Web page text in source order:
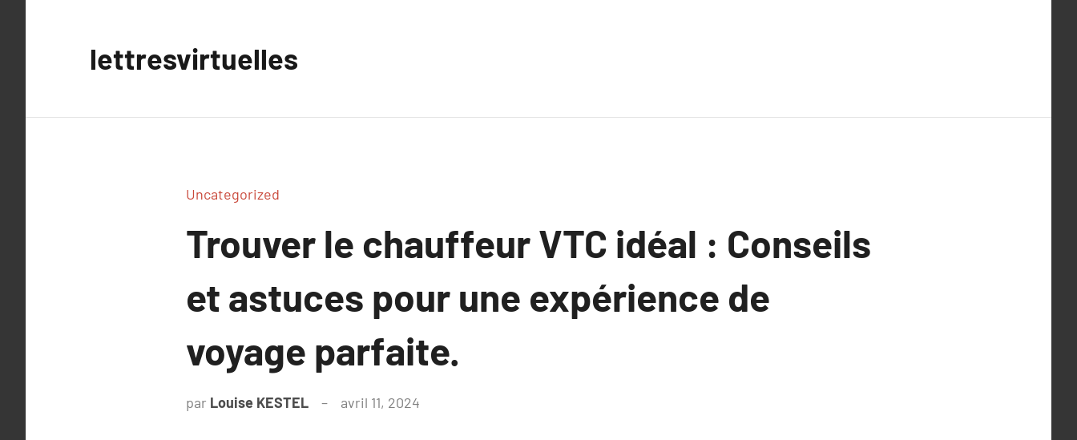
lettresvirtuelles
Uncategorized
Trouver le chauffeur VTC idéal : Conseils
et astuces pour une expérience de
voyage parfaite.
par Louise KESTEL avril 11, 2024